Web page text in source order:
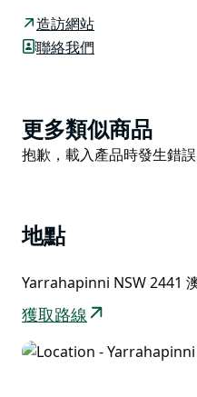
美，一路蜿蜒而上，最終
Yarrahapinni) 山頂。冬末
綴著橘色的花朵。
Bay)。在晴朗的日子裡，
National Park) 內斯莫基角
欣賞日出從遠處的海洋升
景，一邊享用輕鬆的野餐
始森林，或前往附近的松
area)。觀景台也是觀鳥的
到琴鳥在這一帶盤旋的景
造訪網站
聯絡我們
Product
List
更多類似商品
Product
抱歉，載入產品時發生錯誤
地點
Yarrahapinni NSW 2441
獲取路線